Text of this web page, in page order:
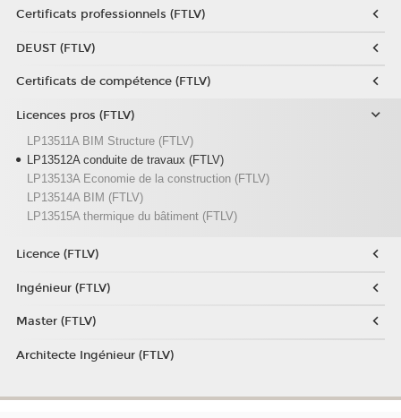
Certificats professionnels (FTLV)
DEUST (FTLV)
Certificats de compétence (FTLV)
Licences pros (FTLV)
LP13511A BIM Structure (FTLV)
LP13512A conduite de travaux (FTLV)
LP13513A Economie de la construction (FTLV)
LP13514A BIM (FTLV)
LP13515A thermique du bâtiment (FTLV)
Licence (FTLV)
Ingénieur (FTLV)
Master (FTLV)
Architecte Ingénieur (FTLV)